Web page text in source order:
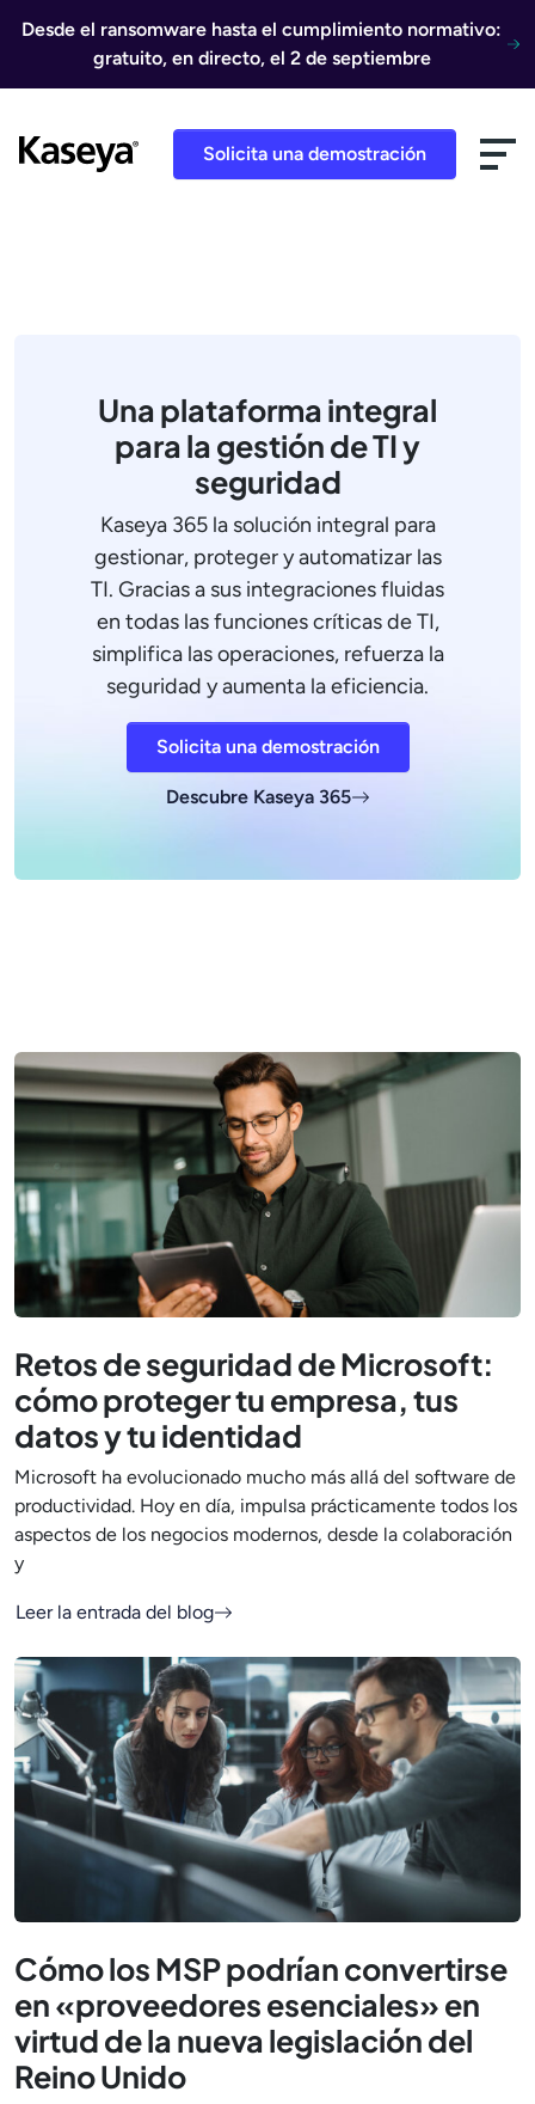
Desde el ransomware hasta el cumplimiento normativo:
gratuito, en directo, el 2 de septiembre
Solicita una demostración
Una plataforma integral
para la gestión de TI y
seguridad
Kaseya 365 la solución integral para
gestionar, proteger y automatizar las
TI. Gracias a sus integraciones fluidas
en todas las funciones críticas de TI,
simplifica las operaciones, refuerza la
seguridad y aumenta la eficiencia.
Solicita una demostración
Descubre Kaseya 365
Retos de seguridad de Microsoft:
cómo proteger tu empresa, tus
datos y tu identidad
Microsoft ha evolucionado mucho más allá del software de
productividad. Hoy en día, impulsa prácticamente todos los
aspectos de los negocios modernos, desde la colaboración
y
Leer la entrada del blog
Cómo los MSP podrían convertirse
en «proveedores esenciales» en
virtud de la nueva legislación del
Reino Unido